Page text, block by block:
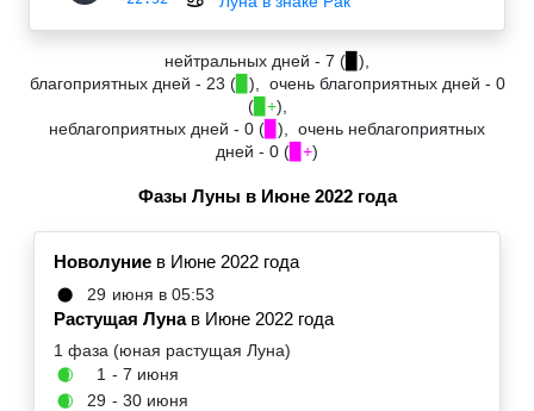
нейтральных дней - 7 (
),
благоприятных дней - 23 (▉ ), очень благоприятных дней - 0
(▉+),
неблагоприятных дней - 0 (
), очень неблагоприятных
дней - 0 ( ▉+)
Фазы Луны в Июне 2022 года
Новолуние в Июне 2022 года
🌑 29 июня в 05:53
Растущая Луна в Июне 2022 года
1 фаза (юная растущая Луна)
🌒 1 - 7 июня
🌒 29 - 30 июня